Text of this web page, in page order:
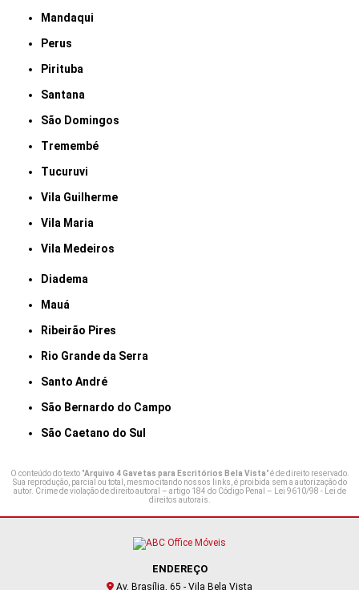
Mandaqui
Perus
Pirituba
Santana
São Domingos
Tremembé
Tucuruvi
Vila Guilherme
Vila Maria
Vila Medeiros
Diadema
Mauá
Ribeirão Pires
Rio Grande da Serra
Santo André
São Bernardo do Campo
São Caetano do Sul
O conteúdo do texto "Arquivo 4 Gavetas para Escritórios Bela Vista" é de direito reservado.
Sua reprodução, parcial ou total, mesmo citando nossos links, é proibida sem a autorização do
autor. Crime de violação de direito autoral – artigo 184 do Código Penal – Lei 9610/98 - Lei de
direitos autorais.
ENDEREÇO
Av. Brasília, 65 - Vila Bela Vista